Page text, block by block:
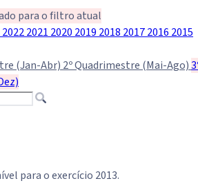
para o filtro atual
20222021 2020 2019 2018 20172016 2015
(Jan-Abr) 2º Quadrimestre (Mai-Ago)
para o exercício 2013.